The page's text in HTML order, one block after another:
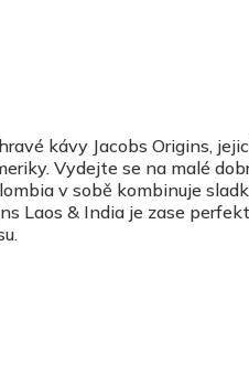
kávy Jacobs Origins,
Vydejte se na malé
v sobě kombinuje
Laos & India je zase